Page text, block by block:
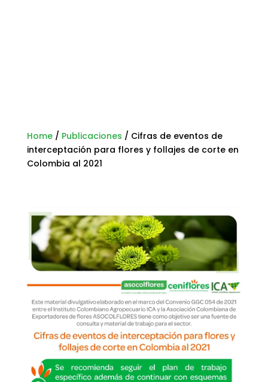
Home/ Publicaciones / Cifras de eventos de
interceptación para flores y follajes de corte en
Colombia al 2021